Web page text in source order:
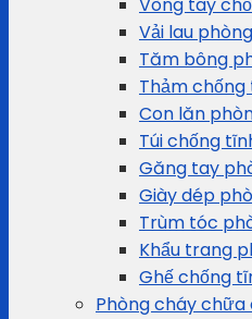
Vòng tay
Vải lau
Tăm bông
Thảm
Con lăn
Túi chống
Găng tay
Giày dép
Trùm tóc
Khẩu trang
Ghế chống
Phòng cháy chữa